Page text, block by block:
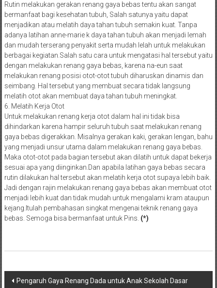
Rutin melakukan gerakan renang gaya bebas tentu akan sangat
bermanfaat bagi kesehatan tubuh, Salah satunya yaitu dapat
menjadikan atau melatih daya tahan tubuh semakin kuat. Tanpa
adanya latihan anne-marie k daya tahan tubuh akan menjadi lemah
dan mudah terserang penyakit serta mudah lelah untuk melakukan
berbagai kegiatan.Salah satu cara untuk mengatasi hal tersebut yaitu
dengan melakukan renang gaya bebas, karena na-eun saat
melakukan renang posisi otot-otot tubuh diharuskan dinamis dan
seimbang. Hal tersebut yang membuat secara tidak langsung
melatih otot akan membuat daya tahan tubuh meningkat.
6. Melatih Kerja Otot
Untuk melakukan renang kerja otot dalam hal ini tidak bisa
dihindarkan karena hampir seluruh tubuh saat melakukan renang
gaya bebas digerakkan. Misalnya gerakan kaki, gerakan lengan, bahu
yang menjadi unsur utama dalam melakukan renang gaya bebas.
Maka otot-otot pada bagian tersebut akan dilatih untuk dapat bekerja
sesuai apa yang diinginkan.Dan apabila latihan gaya bebas secara
rutin dilakukan hal tersebut akan melatih kerja otot supaya lebih baik.
Jadi dengan rajin melakukan renang gaya bebas akan membuat otot
menjadi lebih kuat dan tidak mudah untuk mengalami kram ataupun
kejang.Itulah pembahasan singkat mengenai teknik renang gaya
bebas. Semoga bisa bermanfaat untuk Pins. (*)
Post
Pengaruh Gaya Renang Dada untuk Anak Sekolah Dasar